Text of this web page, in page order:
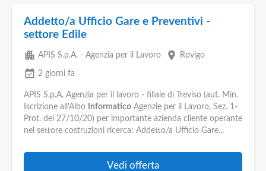
Addetto/a Ufficio Gare e Preventivi -
settore Edile
apartment APIS S.p.A. - Agenzia per il Lavoro place Rovigo
event_available 2 giorni fa
APIS S.p.A. Agenzia per il lavoro - filiale di Treviso (aut. Min.
Iscrizione all'Albo
Informatico Agenzie per il Lavoro, Sez. 1-
Prot. del 27/10/20) per importante azienda cliente operante
nel settore costruzioni ricerca: Addetto/a Ufficio Gare...
Vedi offerta